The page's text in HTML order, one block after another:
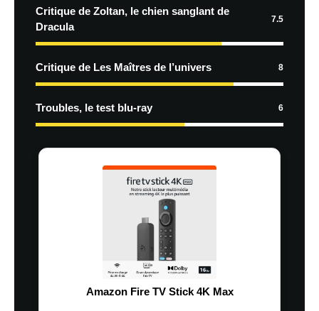
Critique de Zoltan, le chien sanglant de
Dracula
7.5
Critique de Les Maîtres de l’univers 8
Troubles, le test blu-ray 6
Amazon Fire TV Stick 4K Max